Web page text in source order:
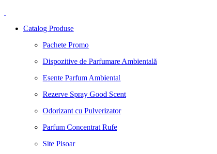
Catalog Produse
Pachete Promo
Dispozitive de Parfumare Ambientală
Esente Parfum Ambiental
Rezerve Spray Good Scent
Odorizant cu Pulverizator
Parfum Concentrat Rufe
Site Pisoar